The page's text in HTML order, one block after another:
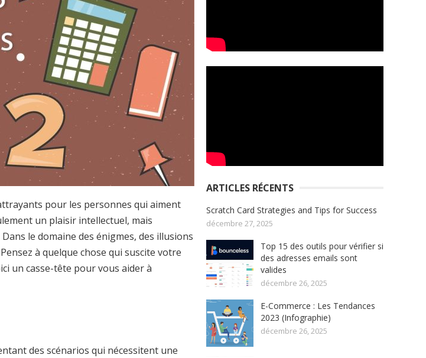
pour les personnes qui aiment
un plaisir intellectuel, mais
le domaine des énigmes, des illusions
à quelque chose qui suscite votre
un casse-tête pour vous aider à
des scénarios qui nécessitent une
ARTICLES RÉCENTS
Scratch Card Strategies and Tips for Success
décembre 27, 2025
Top 15 des outils pour vérifier si
des adresses emails sont
valides
décembre 26, 2025
E-Commerce : Les Tendances
2023 (Infographie)
décembre 26, 2025